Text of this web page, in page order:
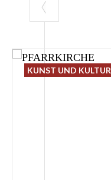
KUNST UND KULTUR